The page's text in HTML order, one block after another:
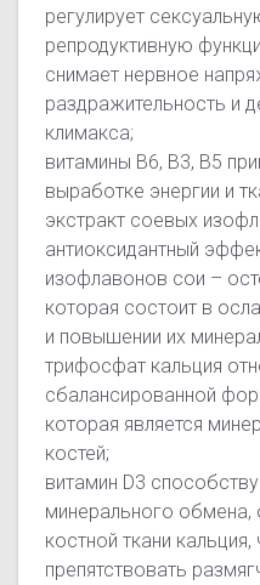
регулирует
репродуктивную
снимает нервное
раздражительность и
климакса;
витамины B6, B3, B5
выработке энергии и
экстракт соевых
антиоксидантный
изофлавонов сои –
которая состоит в
и повышении их
трифосфат кальция
сбалансированной
которая является
костей;
витамин D3
минерального обмена,
костной ткани
препятствовать